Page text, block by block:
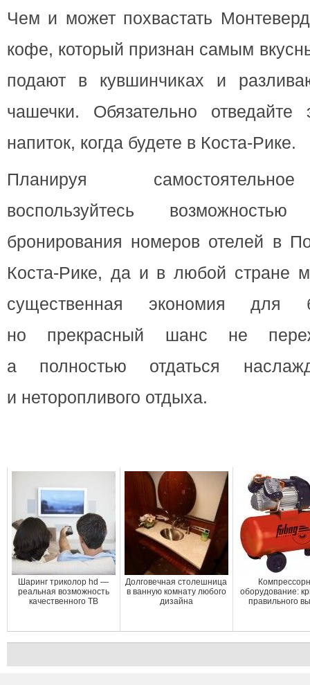
Чем и может похвастать
кофе, который признан самым
подают в кувшинчиках и
чашечки. Обязательно отведайте
напиток, когда будете в Коста-Рике.
Планируя
воспользуйтесь возможностью
бронирования номеров отелей в
Коста-Рике, да и в любой стране
существенная экономия для
но прекрасный шанс не
а полностью отдаться
и неторопливого отдыха.
Шаринг триколор hd —
реальная возможность
качественного ТВ
Долговечная столешница
в ванную комнату любого
дизайна
оборудование:
правильного